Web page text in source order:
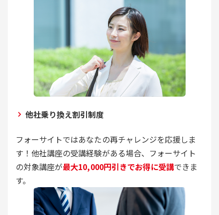
他社乗り換え割引制度
フォーサイトではあなたの再チャレンジを応援しま
す！他社講座の受講経験がある場合、フォーサイト
の対象講座が最大10,000円引きでお得に受講できま
す。